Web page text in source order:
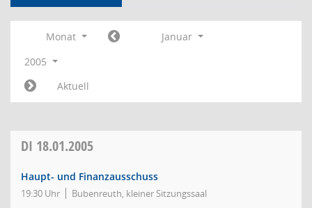
Monat
Januar
2005
Aktuell
DI 18.01.2005
Haupt- und Finanzausschuss
19:30 Uhr Bubenreuth, kleiner Sitzungssaal